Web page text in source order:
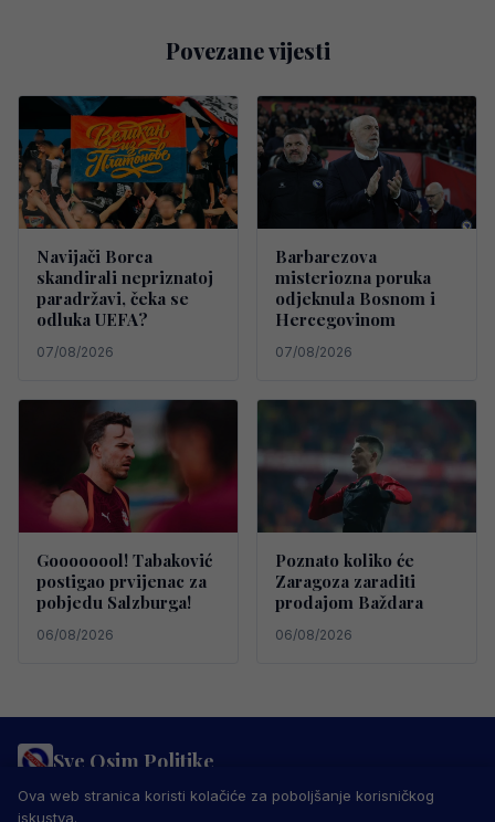
Povezane vijesti
Navijači Borca
skandirali nepriznatoj
paradržavi, čeka se
odluka UEFA?
07/08/2026
Barbarezova
misteriozna poruka
odjeknula Bosnom i
Hercegovinom
07/08/2026
Goooooool! Tabaković
postigao prvijenac za
pobjedu Salzburga!
06/08/2026
Poznato koliko će
Zaragoza zaraditi
prodajom Baždara
06/08/2026
Sve Osim Politike
PRAVILA PRIVATNOSTI MARKETING
USLOVI KORIŠTENJA
IMPRESSUM
Ova web stranica koristi kolačiće za poboljšanje korisničkog
iskustva.